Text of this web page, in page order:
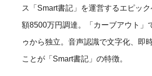
ス「Smart書記」を運営するエピッ
額8500万円調達。「カーブアウト」
ゥから独立。音声認識で文字化、即
ことが「Smart書記」の特徴。